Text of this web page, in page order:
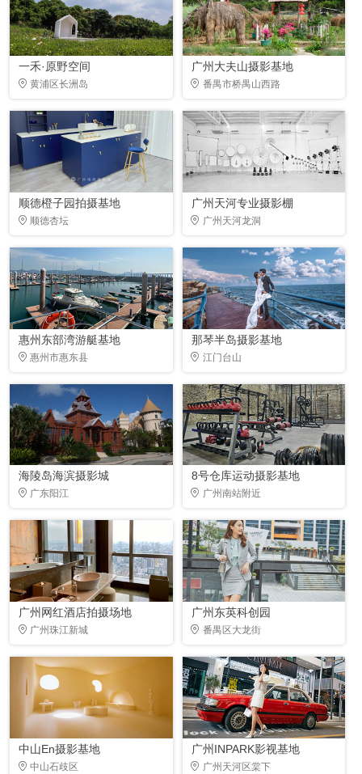
一禾·原野空间
黄浦区长洲岛
广州大夫山摄影基地
番禺市桥禺山西路
顺德橙子园拍摄基地
顺德杏坛
广州天河专业摄影棚
广州天河龙洞
惠州东部湾游艇基地
惠州市惠东县
那琴半岛摄影基地
江门台山
海陵岛海滨摄影城
广东阳江
8号仓库运动摄影基地
广州南站附近
广州网红酒店拍摄场地
广州珠江新城
广州东英科创园
番禺区大龙街
中山En摄影基地
中山石歧区
广州INPARK影视基地
广州天河区棠下